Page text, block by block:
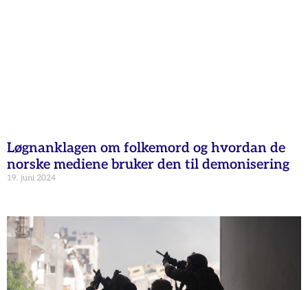
Løgnanklagen om folkemord og hvordan de
norske mediene bruker den til demonisering
19. juni 2024